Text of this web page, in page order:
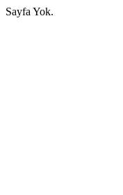
Sayfa Yok.